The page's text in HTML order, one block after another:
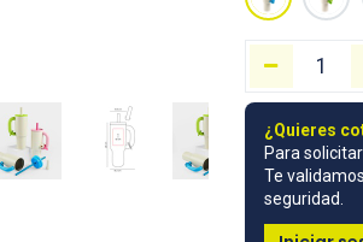
¿Quieres
Para
Te
seguridad.